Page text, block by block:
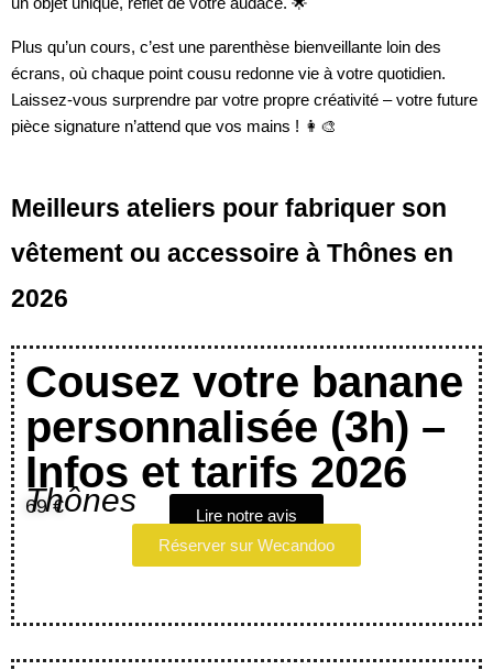
Plus qu’un cours, c’est une parenthèse bienveillante loin des
écrans, où chaque point cousu redonne vie à votre quotidien.
Laissez-vous surprendre par votre propre créativité – votre future
pièce signature n’attend que vos mains ! 👩‍🎨
Meilleurs ateliers pour fabriquer son
vêtement ou accessoire à Thônes en
2026
Cousez votre banane
personnalisée (3h) –
Infos et tarifs 2026
Thônes
69 €
Lire notre avis
Réserver sur Wecandoo